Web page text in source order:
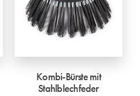
Kombi-Bürste mit
Stahlblechfeder